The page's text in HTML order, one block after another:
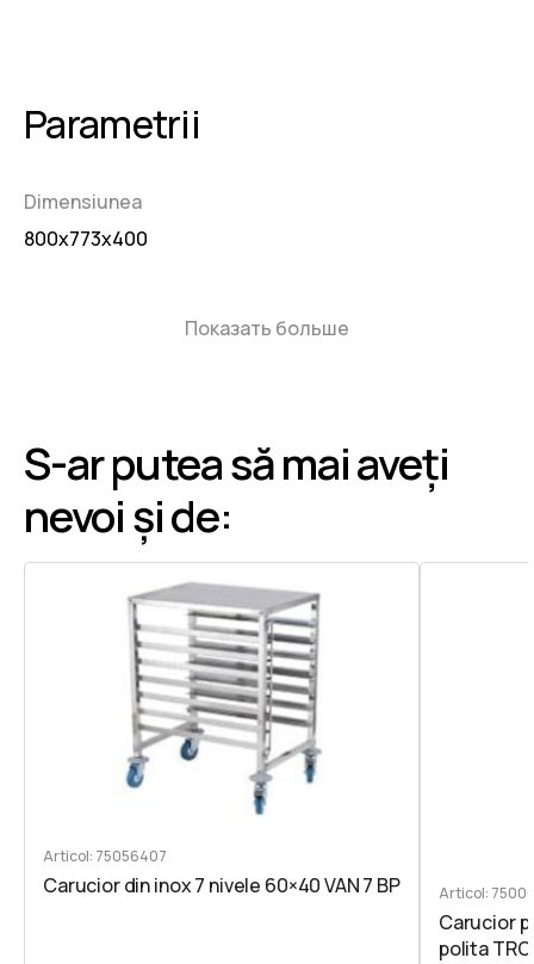
Parametrii
Dimensiunea
800x773x400
Показать больше
S-ar putea să mai aveți
nevoi și de:
Articol: 75056407
Carucior din inox 7 nivele 60×40 VAN 7 BP Articol:
Carucior
polita